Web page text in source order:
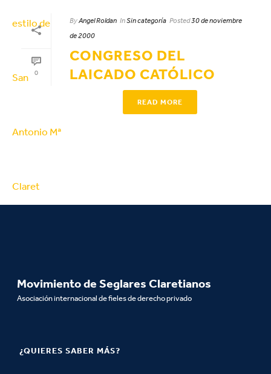
0
ByAngel Roldan InSin categoría Posted30 de noviembre
de 2000
CONGRESO DEL
LAICADO CATÓLICO
READ MORE
Movimiento de Seglares Claretianos
Asociación internacional de fieles de derecho privado
¿QUIERES SABER MÁS?